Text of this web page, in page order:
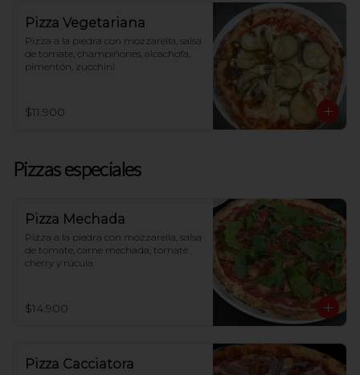
Pizza Vegetariana
Pizza a la piedra con mozzarella, salsa
de tomate, champiñones, alcachofa,
pimentón, zucchini
$11.900
Pizzas especiales
Pizza Mechada
Pizza a la piedra con mozzarella, salsa
de tomate, carne mechada, tomate
cherry y rúcula
$14.900
Pizza Cacciatora